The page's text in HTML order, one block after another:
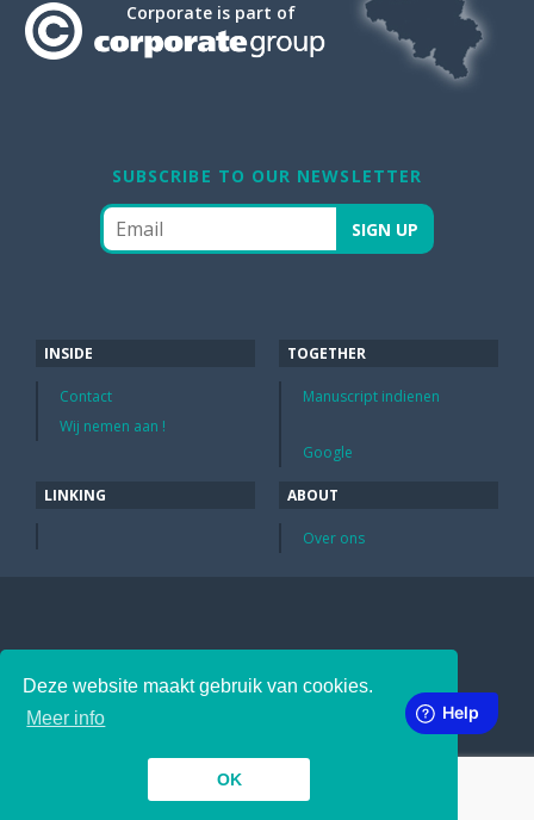
Deze website maakt gebruik van cookies.
Meer info
OK
Corporate is part of
SUBSCRIBE TO OUR NEWSLETTER
INSIDE
Contact
Wij nemen aan !
TOGETHER
Manuscript indienen
Google
LINKING ABOUT
Over ons